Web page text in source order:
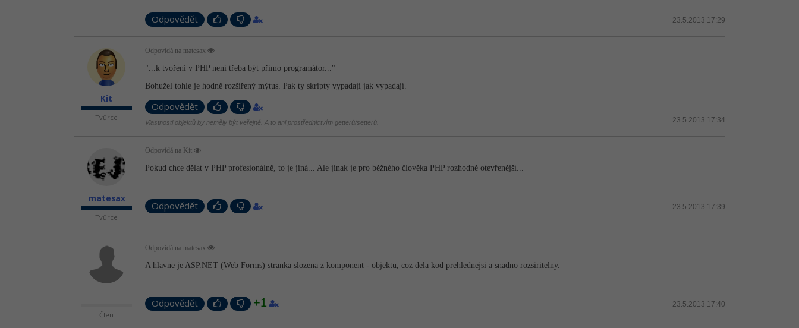
Odpovědět 23.5.2013 17:29
Kit
Tvůrce
Odpovídá na matesax
"...k tvoření v PHP není třeba být přímo programátor..."
Bohužel tohle je hodně rozšířený mýtus. Pak ty skripty vypadají jak vypadají.
Odpovědět
23.5.2013 17:34
Vlastnosti objektů by neměly být veřejné. A to ani prostřednictvím getterů/setterů.
matesax
Tvůrce
Odpovídá na Kit
Pokud chce dělat v PHP profesionálně, to je jiná... Ale jinak je pro běžného člověka PHP rozhodně otevřenější...
Odpovědět 23.5.2013 17:39
Člen
Odpovídá na matesax
A hlavne je ASP.NET (Web Forms) stranka slozena z komponent - objektu, coz dela kod prehlednejsi a snadno rozsiritelny.
Odpovědět +1 23.5.2013 17:40